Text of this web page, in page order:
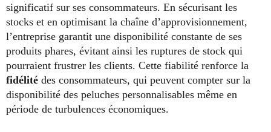
significatif sur ses consommateurs. En sécurisant les
stocks et en optimisant la chaîne d’approvisionnement,
l’entreprise garantit une disponibilité constante de ses
produits phares, évitant ainsi les ruptures de stock qui
pourraient frustrer les clients. Cette fiabilité renforce la
fidélité des consommateurs, qui peuvent compter sur la
disponibilité des peluches personnalisables même en
période de turbulences économiques.